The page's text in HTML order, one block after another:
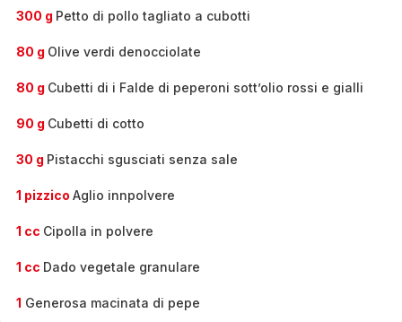
300 g Petto di pollo tagliato a cubotti
80 g Olive verdi denocciolate
80 g Cubetti di i Falde di peperoni sott’olio rossi e gialli
90 g Cubetti di cotto
30 g Pistacchi sgusciati senza sale
1 pizzico Aglio innpolvere
1 cc Cipolla in polvere
1 cc Dado vegetale granulare
1 Generosa macinata di pepe